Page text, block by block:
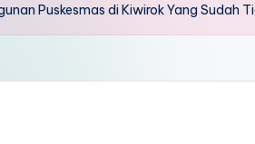
Puskesmas di Kiwirok Yang Sudah